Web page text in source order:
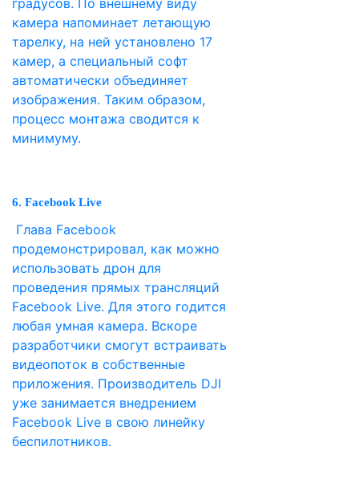
градусов. По внешнему виду
камера напоминает летающую
тарелку, на ней установлено 17
камер, а специальный софт
автоматически объединяет
изображения. Таким образом,
процесс монтажа сводится к
минимуму.
6. Facebook Live
Глава Facebook
продемонстрировал, как можно
использовать дрон для
проведения прямых трансляций
Facebook Live. Для этого годится
любая умная камера. Вскоре
разработчики смогут встраивать
видеопоток в собственные
приложения. Производитель DJI
уже занимается внедрением
Facebook Live в свою линейку
беспилотников.